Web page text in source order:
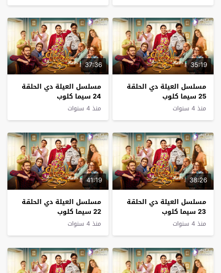
35:19
مسلسل العيلة دي الحلقة
25 سيما كلوب
منذ 4 سنوات
37:36
مسلسل العيلة دي الحلقة
24 سيما كلوب
منذ 4 سنوات
38:26
مسلسل العيلة دي الحلقة
23 سيما كلوب
منذ 4 سنوات
41:19
مسلسل العيلة دي الحلقة
22 سيما كلوب
منذ 4 سنوات